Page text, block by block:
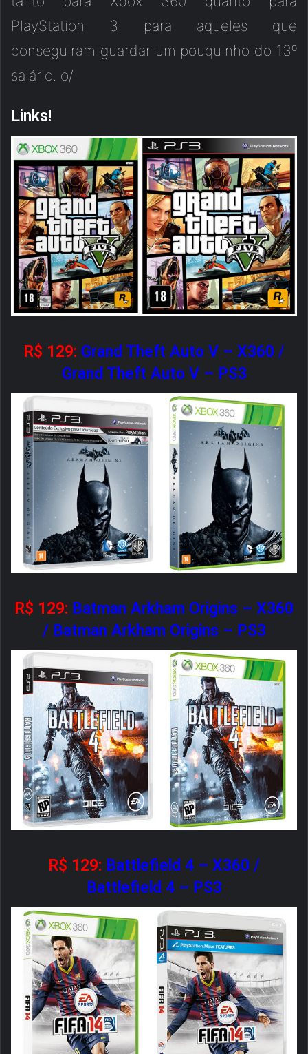
PlayStation 3 para aqueles que
conseguiram guardar um pouquinho do 13º
salário. o/
Links!
R$ 129: Grand Theft Auto V – X360 /
Grand Theft Auto V – PS3
R$ 129: Batman Arkham Origins – X360
/ Batman Arkham Origins – PS3
R$ 129: Battlefield 4 – X360 /
Battlefield 4 – PS3